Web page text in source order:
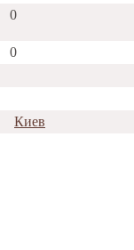
0
0
Киев